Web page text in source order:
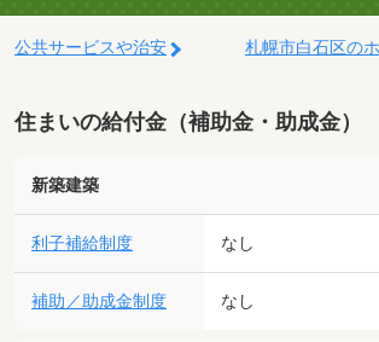
公共サービスや治安 札幌市白石区の
住まいの給付金（補助金・助成金）
新築建築
利子補給制度 なし
補助／助成金制度 なし